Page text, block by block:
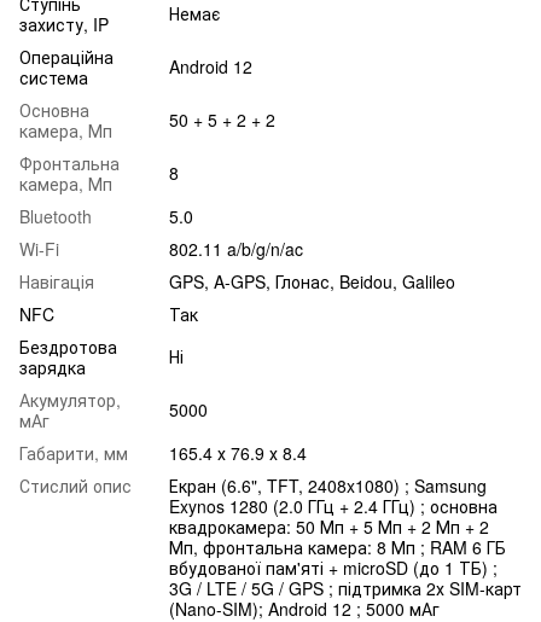
захисту, IP
Немає
Операційна
система
Android 12
Основна
камера, Мп
50 + 5 + 2 + 2
Фронтальна
камера, Мп
8
Bluetooth
5.0
Wi-Fi
802.11 a/b/g/n/ac
Навігація
GPS, A-GPS, Глонас, Beidou, Galileo
NFC
Так
Бездротова
зарядка
Ні
Акумулятор,
мАг
5000
Габарити, мм
165.4 х 76.9 х 8.4
Стислий опис
Екран (6.6", TFT, 2408x1080) ; Samsung
Exynos 1280 (2.0 ГГц + 2.4 ГГц) ; основна
квадрокамера: 50 Мп + 5 Мп + 2 Мп + 2
Мп, фронтальна камера: 8 Мп ; RAM 6 ГБ
вбудованої пам'яті + microSD (до 1 ТБ) ;
3G / LTE / 5G / GPS ; підтримка 2х SIM-карт
(Nano-SIM); Android 12 ; 5000 мАг